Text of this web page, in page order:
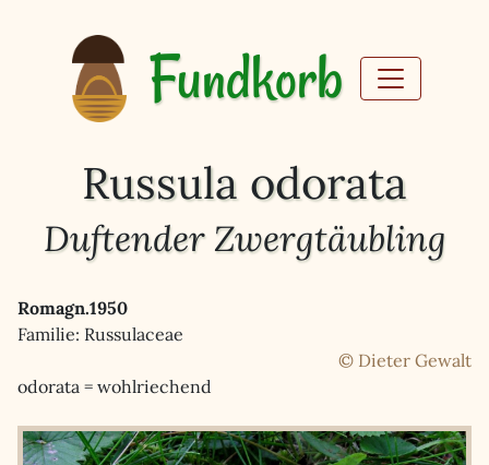
Fundkorb
Russula odorata
Duftender Zwergtäubling
Romagn.1950
Familie: Russulaceae
© Dieter Gewalt
odorata = wohlriechend